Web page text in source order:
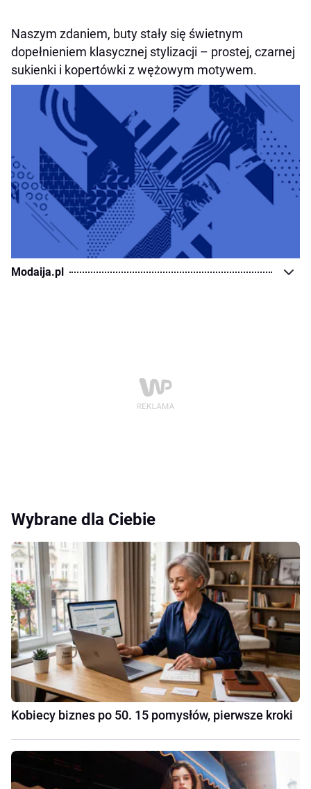
Naszym zdaniem, buty stały się świetnym
dopełnieniem klasycznej stylizacji – prostej, czarnej
sukienki i kopertówki z wężowym motywem.
Modaija.pl
Wybrane dla Ciebie
Kobiecy biznes po 50. 15 pomysłów, pierwsze kroki